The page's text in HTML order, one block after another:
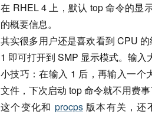
在 RHEL 4 上，默认 top 命令的显
的概要信息。
其实很多用户还是喜欢看到 CPU
1 即可打开到 SMP 显示模式。输入
小技巧：在输入 1 后，再输入一个
文件，下次启动 top 命令就不用费事
这个变化和 procps版本有关，还